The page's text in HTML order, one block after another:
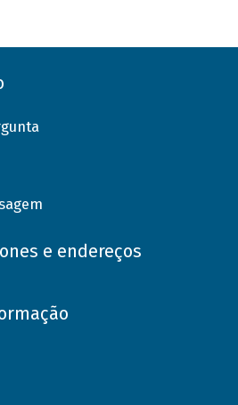
e endereços